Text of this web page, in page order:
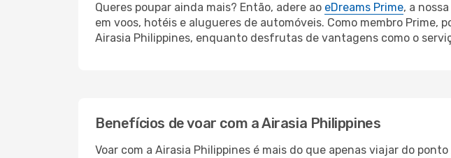
Queres poupar ainda mais? Então, adere ao eDreams Prime, a
em voos, hotéis e alugueres de automóveis. Como membro
Airasia Philippines, enquanto desfrutas de vantagens como o
Benefícios de voar com a Airasia Philippines
Voar com a Airasia Philippines é mais do que apenas viajar do